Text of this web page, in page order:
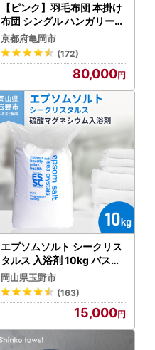
【ピンク】羽毛布団 本掛け
布団 シングル ハンガリーホ
ワイトダウン90％ アクア
京都府亀岡市
(172)
80,000
エプソムソルト シークリス
タルス 入浴剤 10kg バスソ
ルト バス用品 リラックス
硫酸マグネシウム
岡山県玉野市
(163)
15,000